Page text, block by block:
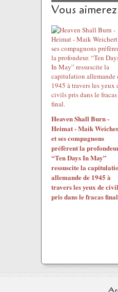
Vous
Heaven Shall Burn -
Heimat - Maik
et ses compagnons
préfèrent la
“Ten Days In May”
ressuscite la
allemande de 1945 à
travers les yeux de
pris dans le fracas